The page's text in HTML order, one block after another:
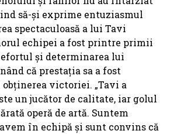
să-și exprime entuziasmul
spectaculoasă a lui Tavi
echipei a fost printre primii
efortul și determinarea lui
că prestația sa a fost
victoriei. „Tavi a
un jucător de calitate, iar golul
operă de artă. Suntem
în echipă și sunt convins că